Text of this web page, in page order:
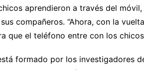
aprendieron a través del
compañeros. “Ahora, con la
que el teléfono entre con los
formado por los investigadores